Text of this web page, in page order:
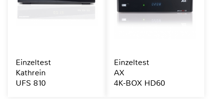
Einzeltest
Kathrein
UFS 810
Einzeltest
AX
4K-BOX HD60